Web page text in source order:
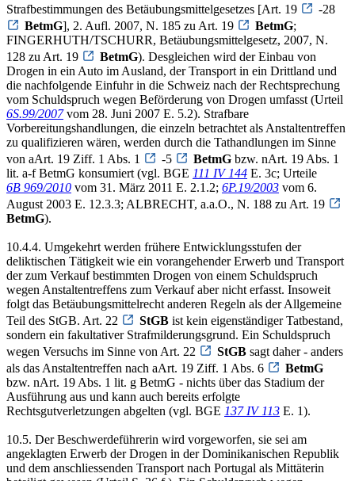
Strafbestimmungen des Betäubungsmittelgesetzes [Art. 19
-28
BetmG], 2. Aufl. 2007, N. 185 zu Art. 19 BetmG;
FINGERHUTH/TSCHURR, Betäubungsmittelgesetz, 2007, N.
128 zu Art. 19
BetmG). Desgleichen wird der Einbau von
Drogen in ein Auto im Ausland, der Transport in ein Drittland und
die nachfolgende Einfuhr in die Schweiz nach der Rechtsprechung
vom Schuldspruch wegen Beförderung von Drogen umfasst (Urteil
6S.99/2007vom 28. Juni 2007 E. 5.2). Strafbare
Vorbereitungshandlungen, die einzeln betrachtet als Anstaltentreffen
zu qualifizieren wären, werden durch die Tathandlungen im Sinne
von aArt. 19 Ziff. 1 Abs. 1
-5 BetmG bzw. nArt. 19 Abs. 1
lit. a-f BetmG konsumiert (vgl. BGE 111 IV 144 E. 3c; Urteile
6B 969/2010 vom 31. März 2011 E. 2.1.2; 6P.19/2003 vom 6.
August 2003 E. 12.3.3; ALBRECHT, a.a.O., N. 188 zu Art. 19
BetmG).
10.4.4. Umgekehrt werden frühere Entwicklungsstufen der
deliktischen Tätigkeit wie ein vorangehender Erwerb und Transport
der zum Verkauf bestimmten Drogen von einem Schuldspruch
wegen Anstaltentreffens zum Verkauf aber nicht erfasst. Insoweit
folgt das Betäubungsmittelrecht anderen Regeln als der Allgemeine
Teil des StGB. Art. 22
StGB ist kein eigenständiger Tatbestand,
sondern ein fakultativer Strafmilderungsgrund. Ein Schuldspruch
wegen Versuchs im Sinne von Art. 22
StGB sagt daher - anders
als das Anstaltentreffen nach aArt. 19 Ziff. 1 Abs. 6
BetmG
bzw. nArt. 19 Abs. 1 lit. g BetmG - nichts über das Stadium der
Ausführung aus und kann auch bereits erfolgte
Rechtsgutverletzungen abgelten (vgl. BGE 137 IV 113 E. 1).
10.5. Der Beschwerdeführerin wird vorgeworfen, sie sei am
angeklagten Erwerb der Drogen in der Dominikanischen Republik
und dem anschliessenden Transport nach Portugal als Mittäterin